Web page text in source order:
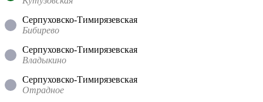
Серпуховско-Тимирязевская
Бибирево
Серпуховско-Тимирязевская
Владыкино
Серпуховско-Тимирязевская
Отрадное